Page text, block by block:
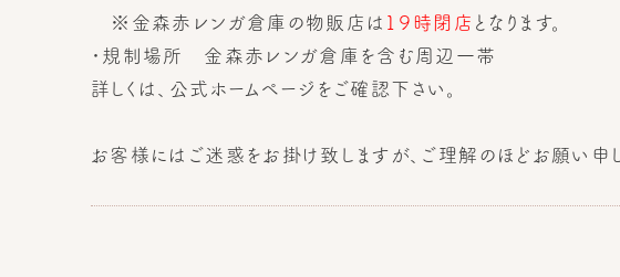
※金森赤レンガ倉庫の物販店は １９時閉店 となります。
・規制場所 金森赤レンガ倉庫を含む周辺一帯
詳しくは、 公式ホームページ をご確認下さい。
お客様にはご迷惑をお掛け致しますが、ご理解のほどお願い申し